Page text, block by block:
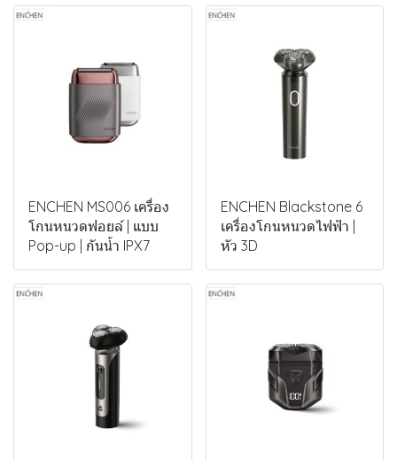
ENCHEN MS006 เครื่อง
โกนหนวดฟอยล์ | แบบ
Pop-up | กันน้ำ IPX7
ENCHEN Blackstone 6
เครื่องโกนหนวดไฟฟ้า |
หัว 3D